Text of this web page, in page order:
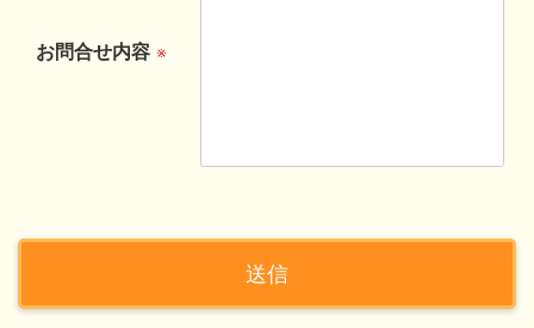
お問合せ内容 ※